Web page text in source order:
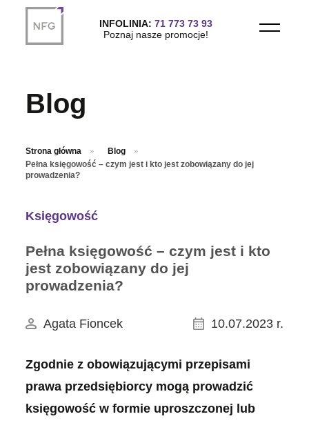
Przejdź do treści głównej
INFOLINIA: 71 773 73 93
Poznaj nasze promocje!
Blog
Strona główna
Blog
Pełna księgowość – czym jest i kto jest zobowiązany do jej
prowadzenia?
Księgowość
Pełna księgowość – czym jest i kto
jest zobowiązany do jej
prowadzenia?
Agata Fioncek 10.07.2023 r.
Zgodnie z obowiązującymi przepisami
prawa przedsiębiorcy mogą prowadzić
księgowość w formie uproszczonej lub